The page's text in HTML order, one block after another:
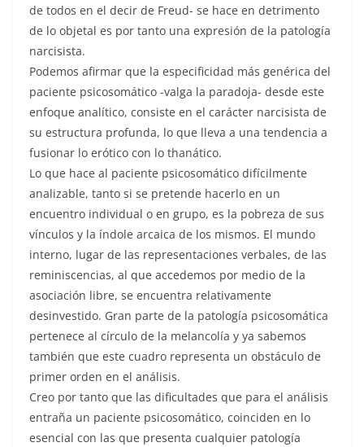
de todos en el decir de Freud- se hace en detrimento
de lo objetal es por tanto una expresión de la patología
narcisista.
Podemos afirmar que la especificidad más genérica del
paciente psicosomático -valga la paradoja- desde este
enfoque analítico, consiste en el carácter narcisista de
su estructura profunda, lo que lleva a una tendencia a
fusionar lo erótico con lo thanático.
Lo que hace al paciente psicosomático difícilmente
analizable, tanto si se pretende hacerlo en un
encuentro individual o en grupo, es la pobreza de sus
vínculos y la índole arcaica de los mismos. El mundo
interno, lugar de las representaciones verbales, de las
reminiscencias, al que accedemos por medio de la
asociación libre, se encuentra relativamente
desinvestido. Gran parte de la patología psicosomática
pertenece al círculo de la melancolía y ya sabemos
también que este cuadro representa un obstáculo de
primer orden en el análisis.
Creo por tanto que las dificultades que para el análisis
entraña un paciente psicosomático, coinciden en lo
esencial con las que presenta cualquier patología